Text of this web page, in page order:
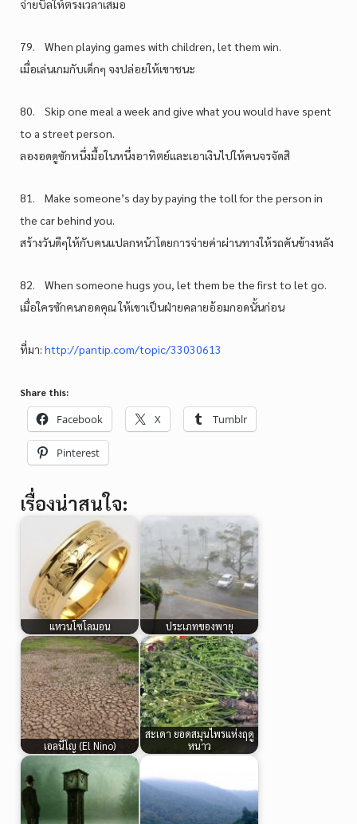
จ่ายบิลให้ตรงเวลาเสมอ
79. When playing games with children, let them win.
เมื่อเล่นเกมกับเด็กๆ จงปล่อยให้เขาชนะ
80. Skip one meal a week and give what you would have spent
to a street person.
ลองอดดูซักหนึ่งมื้อในหนึ่งอาทิตย์และเอาเงินไปให้คนจรจัดสิ
81. Make someone’s day by paying the toll for the person in
the car behind you.
สร้างวันดีๆให้กับคนแปลกหน้าโดยการจ่ายค่าผ่านทางให้รถคันข้างหลัง
82. When someone hugs you, let them be the first to let go.
เมื่อใครซักคนกอดคุณ ให้เขาเป็นฝ่ายคลายอ้อมกอดนั้นก่อน
ที่มา: http://pantip.com/topic/33030613
Share this:
Facebook X Tumblr
Pinterest
เรื่องน่าสนใจ:
แหวนโซโลมอน ประเภทของพายุ
เอลนีโญ (El Nino)
สะเดา ยอดสมุนไพรแห่งฤดู
หนาว